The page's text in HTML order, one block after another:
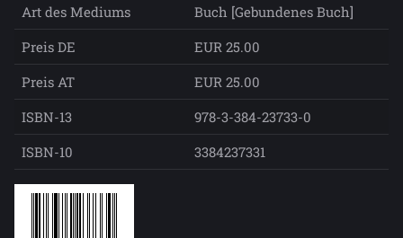
Art des Mediums
Buch [Gebundenes Buch]
Preis DE
EUR 25.00
Preis AT
EUR 25.00
ISBN-13
978-3-384-23733-0
ISBN-10
3384237331